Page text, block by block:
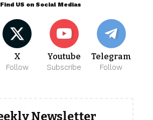
Find US on Social Medias
X
Follow
Youtube
Subscribe
Telegram
Follow
Newsletter